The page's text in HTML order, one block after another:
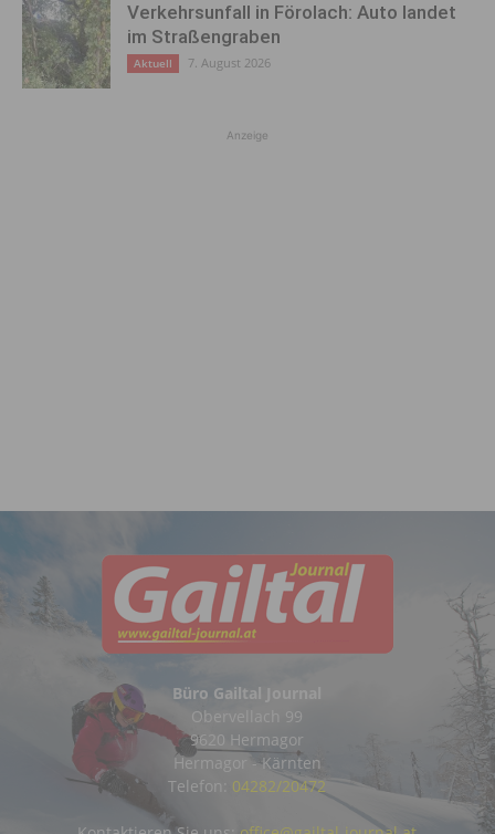
Verkehrsunfall in Förolach: Auto landet
im Straßengraben
Aktuell 7. August 2026
Anzeige
Büro Gailtal Journal
Obervellach 99
9620 Hermagor
Hermagor - Kärnten
Telefon: 04282/20472